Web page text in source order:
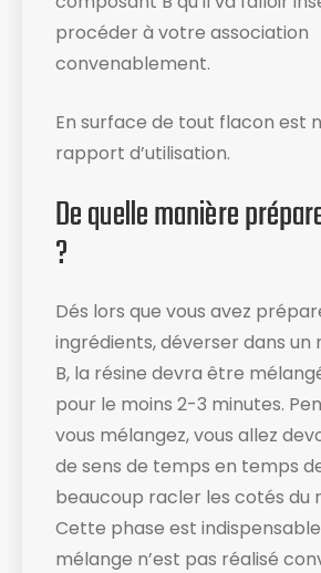
procéder à votre association
convenablement.
En surface de tout flacon est
rapport d’utilisation​.
De quelle manière
?
Dés lors que vous avez
ingrédients, déverser dans un
B, la résine devra être
pour le moins 2-3 minutes.
vous mélangez, vous allez
de sens de temps en temps
beaucoup racler les cotés du
Cette phase est
mélange n’est pas réalisé